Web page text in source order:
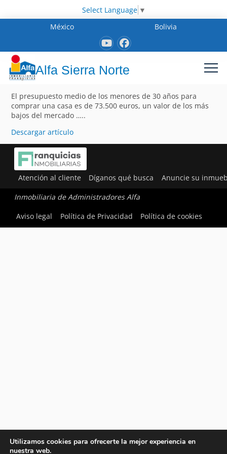
Select Language ▼
México
Bolivia
Alfa Sierra Norte
El presupuesto medio de los menores de 30 años para
comprar una casa es de 73.500 euros, un valor de los más
bajos del mercado …..
Descargar artículo
Atención al cliente Díganos qué busca Anuncie su
Inmobiliaria de Administradores Alfa
Aviso legal
Política de Privacidad Política de cookies
Utilizamos cookies para ofrecerte la mejor experiencia en
nuestra web.